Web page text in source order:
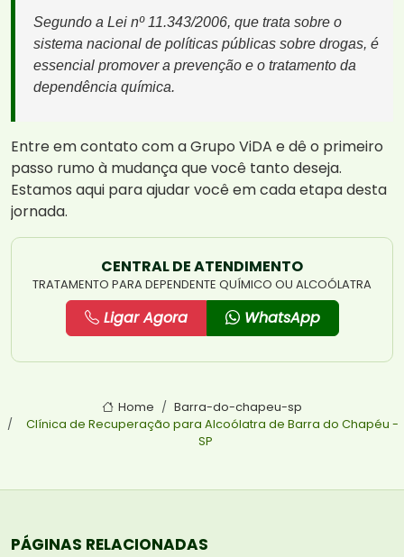
Segundo a Lei nº 11.343/2006, que trata sobre o
sistema nacional de políticas públicas sobre drogas, é
essencial promover a prevenção e o tratamento da
dependência química.
Entre em contato com a Grupo ViDA e dê o primeiro
passo rumo à mudança que você tanto deseja.
Estamos aqui para ajudar você em cada etapa desta
jornada.
CENTRAL DE ATENDIMENTO
TRATAMENTO PARA DEPENDENTE QUÍMICO OU ALCOÓLATRA
Ligar Agora WhatsApp
Home
Barra-do-chapeu-sp
Clínica de Recuperação para Alcoólatra de Barra do Chapéu -
SP
PÁGINAS RELACIONADAS